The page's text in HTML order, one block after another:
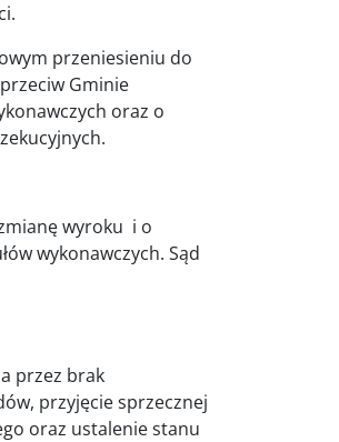
przeniesieniu do
Gminie
oraz o
wyroku i o
wykonawczych. Sąd
przez brak
przyjęcie sprzecznej
oraz ustalenie stanu